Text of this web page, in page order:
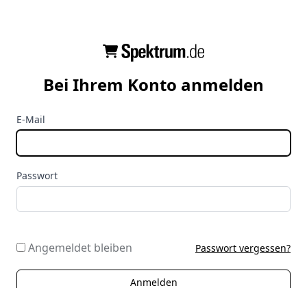
Bei Ihrem Konto anmelden
E-Mail
Passwort
Angemeldet bleiben Passwort vergessen?